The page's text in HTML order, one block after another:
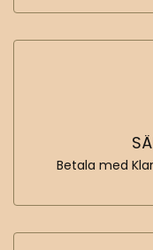
Betala med